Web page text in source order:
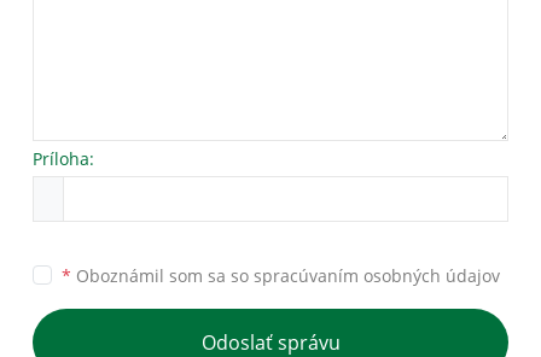
Príloha:
* Oboznámil som sa so spracúvaním osobných údajov
Odoslať správu